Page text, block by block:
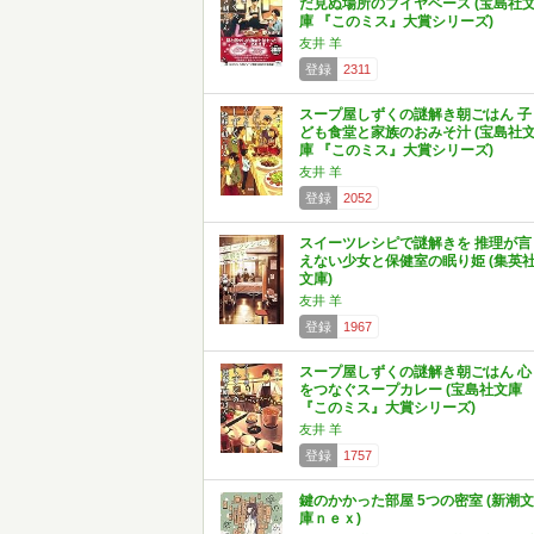
だ見ぬ場所のブイヤベース (宝島社
庫 『このミス』大賞シリーズ)
友井 羊
登録
2311
スープ屋しずくの謎解き朝ごはん 子
ども食堂と家族のおみそ汁 (宝島社
庫 『このミス』大賞シリーズ)
友井 羊
登録
2052
スイーツレシピで謎解きを 推理が言
えない少女と保健室の眠り姫 (集英
文庫)
友井 羊
登録
1967
スープ屋しずくの謎解き朝ごはん 心
をつなぐスープカレー (宝島社文庫
『このミス』大賞シリーズ)
友井 羊
登録
1757
鍵のかかった部屋 5つの密室 (新潮文
庫ｎｅｘ)